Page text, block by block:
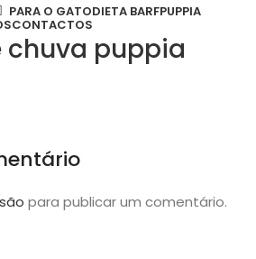
PARA O GATODIETA BARFPUPPIA
CONTACTOS
chuva puppia
para publicar um comentário.